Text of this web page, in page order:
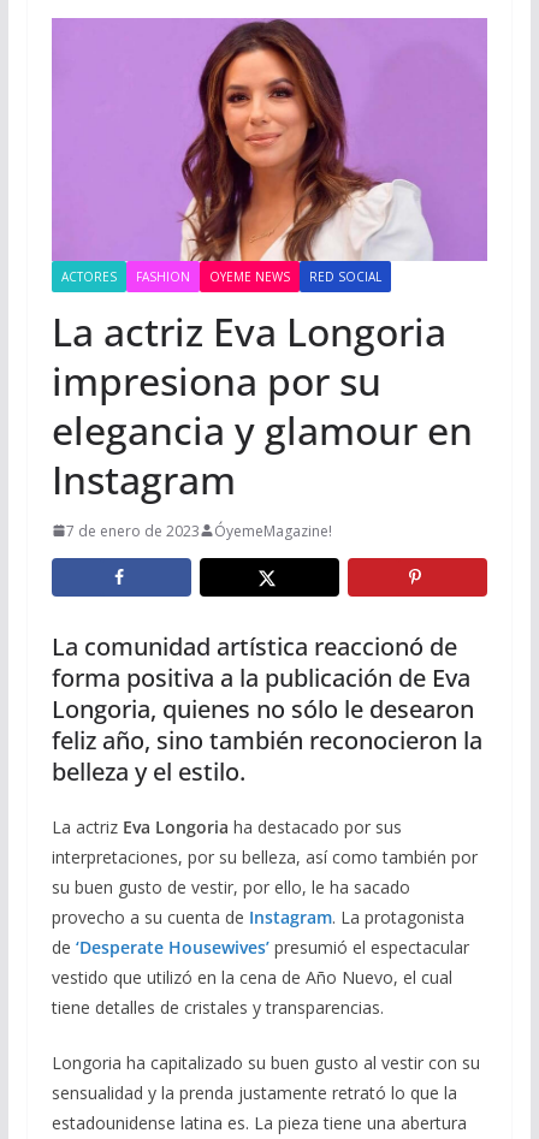
ACTORES FASHION OYEME NEWS RED SOCIAL
La actriz Eva Longoria
impresiona por su
elegancia y glamour en
Instagram
7 de enero de 2023 ÓyemeMagazine!
La comunidad artística reaccionó de
forma positiva a la publicación de Eva
Longoria, quienes no sólo le desearon
feliz año, sino también reconocieron la
belleza y el estilo.
La actriz Eva Longoria ha destacado por sus
interpretaciones, por su belleza, así como también por
su buen gusto de vestir, por ello, le ha sacado
provecho a su cuenta de Instagram. La protagonista
de ‘Desperate Housewives’presumió el espectacular
vestido que utilizó en la cena de Año Nuevo, el cual
tiene detalles de cristales y transparencias.
Longoria ha capitalizado su buen gusto al vestir con su
sensualidad y la prenda justamente retrató lo que la
estadounidense latina es. La pieza tiene una abertura